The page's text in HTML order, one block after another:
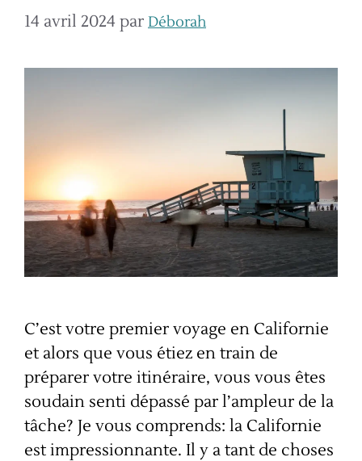
14 avril 2024par Déborah
C’est votre premier voyage en Californie
et alors que vous étiez en train de
préparer votre itinéraire, vous vous êtes
soudain senti dépassé par l’ampleur de la
tâche? Je vous comprends: la Californie
est impressionnante. Il y a tant de choses